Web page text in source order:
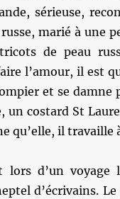
sérieuse,
marié à une
de peau
l’amour, il est
et se
un costard St
qu’elle, il travaille
lors d’un
d’écrivains.